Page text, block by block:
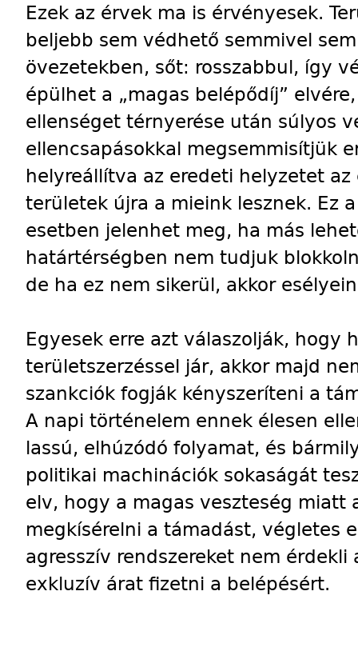
Ezek az érvek ma is érvényesek.
beljebb sem védhető semmivel
övezetekben, sőt: rosszabbul, így
épülhet a „magas belépődíj”
ellenséget térnyerése után súlyos
ellencsapásokkal megsemmisítjük
helyreállítva az eredeti helyzetet
területek újra a mieink lesznek. Ez
esetben jelenhet meg, ha más
határtérségben nem tudjuk
de ha ez nem sikerül, akkor
Egyesek erre azt válaszolják, hogy
területszerzéssel jár, akkor majd
szankciók fogják kényszeríteni a
A napi történelem ennek élesen
lassú, elhúzódó folyamat, és
politikai machinációk sokaságát
elv, hogy a magas veszteség miatt
megkísérelni a támadást, végletes
agresszív rendszereket nem
exkluzív árat fizetni a belépésért.